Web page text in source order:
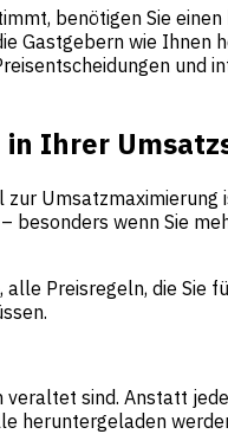
benötigen Sie
Gastgebern wie
Ihrer
wenn Sie
Preisregeln, die Sie
sind. Anstatt
heruntergeladen